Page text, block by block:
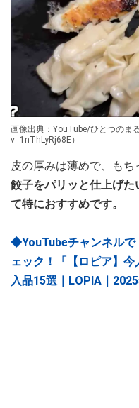
画像出典：YouTube/ひとつのま
v=1nThLyRj68E）
皮の厚みは薄めで、もち
餃子をパリッと仕上げ
て特におすすめです。
◆YouTubeチャンネルで
ェック！「【ロピア】
入品15選｜LOPIA｜2025